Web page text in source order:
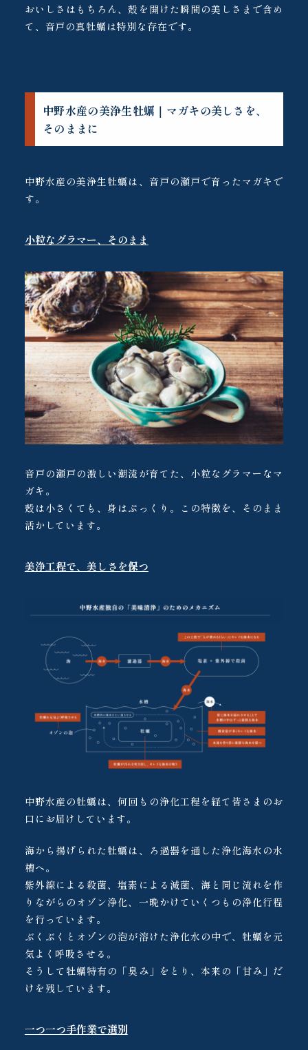
おいしさはもちろん、殻を開けた瞬間の美しさまで含め
て、音戸の真牡蠣は特別な存在です。
中野水産の美浄生牡蠣｜マガキの美しさを、
そのままに
中野水産の美浄生牡蠣は、音戸の瀬戸で育ったマガキで
す。
小粒なグラマー、そのまま
音戸の瀬戸の激しい潮流が育てた、小粒なグラマーなマ
ガキ。
殻は小さくても、身はぷっくり。この特徴を、そのまま
活かしています。
美浄工程で、美しさを保つ
中野水産の牡蠣は、何回もの浄化工程を経て皆さまのお
口にお届けしています。
海から揚げられた牡蠣は、ろ過器を通した浄化海水の水
槽へ。
紫外線による殺菌、塩素による減菌、海と同じ流れを作
りながらのオゾン浄化、一晩かけていくつもの浄化行程
を行っています。
ぶくぶくとオゾンの泡が溶けた浄化水の中で、牡蠣を元
気よく呼吸させる。
そうして牡蠣特有の「臭み」をとり、本来の「甘み」だ
けを残しています。
一つ一つ手作業で選別